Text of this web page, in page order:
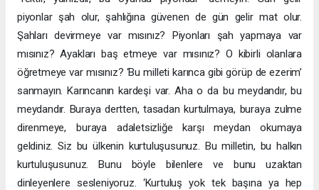
piyonlar şah olur, şahlığına güvenen de gün gelir mat olur.
Şahları devirmeye var mısınız? Piyonları şah yapmaya var
mısınız? Ayakları baş etmeye var mısınız? O kibirli olanlara
öğretmeye var mısınız? ‘Bu milleti karınca gibi görüp de ezerim’
sanmayın. Karıncanın kardeşi var. Aha o da bu meydandır, bu
meydandır. Buraya dertten, tasadan kurtulmaya, buraya zulme
direnmeye, buraya adaletsizliğe karşı meydan okumaya
geldiniz. Siz bu ülkenin kurtuluşusunuz. Bu milletin, bu halkın
kurtuluşusunuz. Bunu böyle bilenlere ve bunu uzaktan
dinleyenlere sesleniyoruz. ‘Kurtuluş yok tek başına ya hep